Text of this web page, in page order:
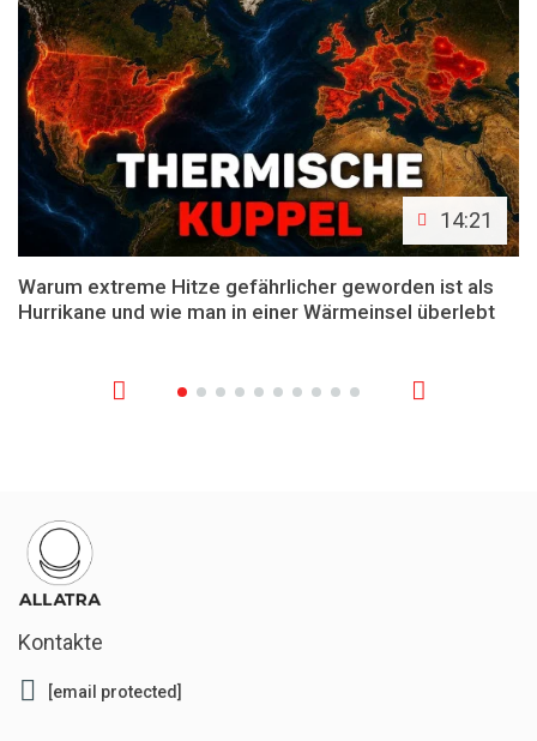
14:21
Warum extreme Hitze gefährlicher geworden ist als
Hurrikane und wie man in einer Wärmeinsel überlebt
Kontakte
[email protected]